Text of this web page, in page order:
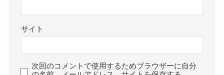
サイト
次回のコメントで使用するためブラウザーに自分